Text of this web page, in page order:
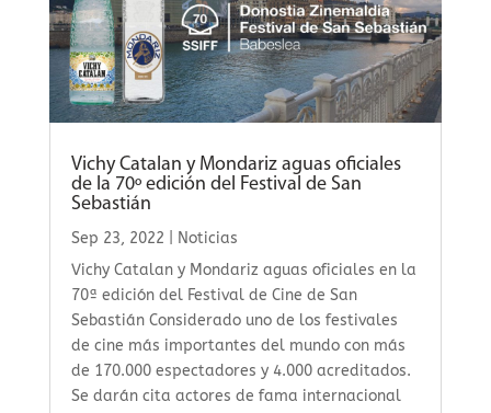
Vichy Catalan y Mondariz aguas oficiales
de la 70º edición del Festival de San
Sebastián
Sep 23, 2022
Noticias
Vichy Catalan y Mondariz aguas oficiales en la
70ª edición del Festival de Cine de San
Sebastián Considerado uno de los festivales
de cine más importantes del mundo con más
de 170.000 espectadores y 4.000 acreditados.
Se darán cita actores de fama internacional